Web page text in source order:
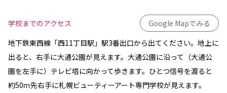
学校までのアクセス
Google Mapでみる
地下鉄東西線「西11丁目駅」駅3番出口から出てください。地上に
出ると、右手に大通公園が見えます。大通公園に沿って（大通公
園を左手に）テレビ塔に向かって歩きます。ひとつ信号を渡ると
約50ｍ先右手に札幌ビューティーアート専門学校が見えます。